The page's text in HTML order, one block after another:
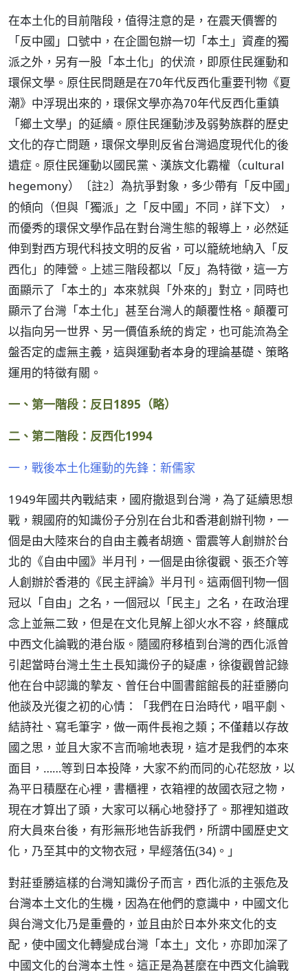
在本土化的目前階段，值得注意的是，在震天價響的
「反中國」口號中，在企圖包辦一切「本土」資產的獨
派之外，另有一股「本土化」的伏流，即原住民運動和
環保文學。原住民問題是在70年代反西化重要刊物《夏
潮》中浮現出來的，環保文學亦為70年代反西化重鎮
「鄉土文學」的延續。原住民運動涉及弱勢族群的歷史
文化的存亡問題，環保文學則反省台灣過度現代化的後
遺症。原住民運動以國民黨、漢族文化霸權（cultural
hegemony）
〔註2〕 為抗爭對象，多少帶有「反中國」
的傾向（但與「獨派」之「反中國」不同，詳下文），
而優秀的環保文學作品在對台灣生態的報導上，必然延
伸到對西方現代科技文明的反省，可以籠統地納入「反
西化」的陣營。上述三階段都以「反」為特徵，這一方
面顯示了「本土的」本來就與「外來的」對立，同時也
顯示了台灣「本土化」甚至台灣人的顛覆性格。顛覆可
以指向另一世界、另一價值系統的肯定，也可能流為全
盤否定的虛無主義，這與運動者本身的理論基礎、策略
運用的特徵有關。
一、第一階段：反日1895（略）
二、第二階段：反西化1994
一，戰後本土化運動的先鋒：新儒家
1949年國共內戰結束，國府撤退到台灣，為了延續思想
戰，親國府的知識份子分別在台北和香港創辦刊物，一
個是由大陸來台的自由主義者胡適、雷震等人創辦於台
北的《自由中國》半月刊，一個是由徐復觀、張丕介等
人創辦於香港的《民主評論》半月刊。這兩個刊物一個
冠以「自由」之名，一個冠以「民主」之名，在政治理
念上並無二致，但是在文化見解上卻火水不容，終釀成
中西文化論戰的港台版。隨國府移植到台灣的西化派曾
引起當時台灣土生土長知識份子的疑慮，徐復觀曾記錄
他在台中認識的摯友、曾任台中圖書館館長的莊垂勝向
他談及光復之初的心情：「我們在日治時代，唱平劇、
結詩社、寫毛筆字，做一兩件長袍之類；不僅藉以存故
國之思，並且大家不言而喻地表現，這才是我們的本來
面目，……等到日本投降，大家不約而同的心花怒放，以
為平日積壓在心裡，書櫃裡，衣箱裡的故國衣冠之物，
現在才算出了頭，大家可以稱心地發抒了。那裡知道政
府大員來台後，有形無形地告訴我們，所謂中國歷史文
化，乃至其中的文物衣冠，早經落伍(34)。」
對莊垂勝這樣的台灣知識份子而言，西化派的主張危及
台灣本土文化的生機，因為在他們的意識中，中國文化
與台灣文化乃是重疊的，並且由於日本外來文化的支
配，使中國文化轉變成台灣「本土」文化，亦即加深了
中國文化的台灣本土性。這正是為甚麼在中西文化論戰